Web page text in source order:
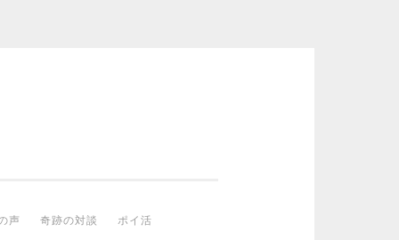
声 奇跡の対談 ポイ活